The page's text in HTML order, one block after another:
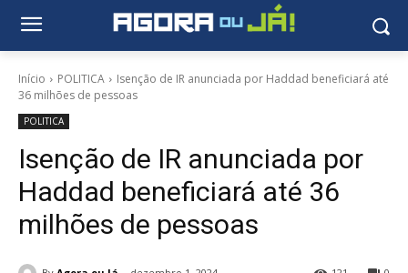
Início POLITICA
Isenção de IR anunciada por Haddad beneficiará até
36 milhões de pessoas
POLITICA
Isenção de IR anunciada por
Haddad beneficiará até 36
milhões de pessoas